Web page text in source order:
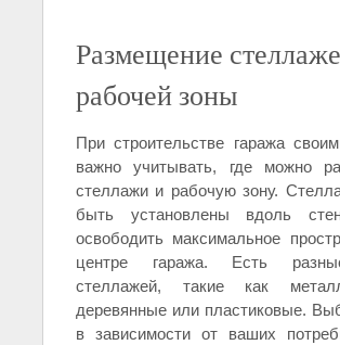
Размещение
рабочей зоны
При строительстве гаража
важно учитывать, где можно
стеллажи и рабочую зону.
быть установлены вдоль
освободить максимальное
центре гаража. Есть
стеллажей, такие как
деревянные или пластиковые.
в зависимости от ваших